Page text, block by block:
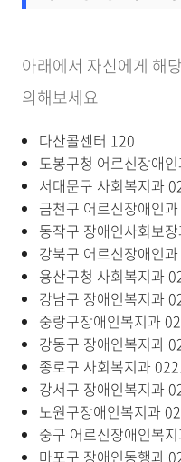
아래에서 자신에게 해
의해보세요
다산콜센터 120
도봉구청 어르신장애
서대문구 사회복지과
금천구 어르신장애인
동작구 장애인사회보
강북구 어르신장애인
용산구청 사회복지과
강남구 장애인복지과
중랑구장애인복지과
강동구 장애인복지과
종로구 사회복지과
강서구 장애인복지과
노원구장애인복지과
중구 어르신장애인복
마포구 장애인동행과